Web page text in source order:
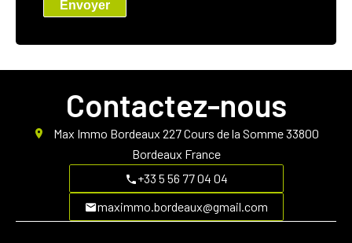
Envoyer
Contactez-nous
Max Immo Bordeaux 227 Cours de la Somme33800
Bordeaux France
+33 5 56 77 04 04
maximmo.bordeaux@gmail.com